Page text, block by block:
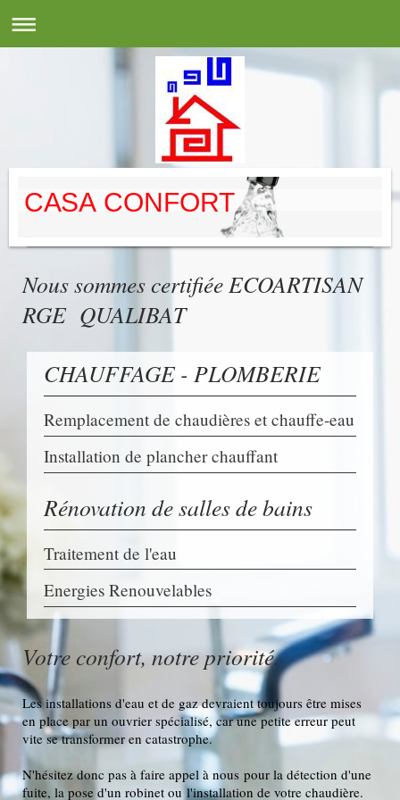
CASA CONFORT
Nous sommes certifiée ECOARTISAN
RGE QUALIBAT
CHAUFFAGE - PLOMBERIE
Remplacement de chaudières et chauffe-eau
Installation de plancher chauffant
Rénovation de salles de bains
Traitement de l'eau
Energies Renouvelables
Votre confort, notre priorité.
Les installations d'eau et de gaz devraient toujours être mises
en place par un ouvrier spécialisé, car une petite erreur peut
vite se transformer en catastrophe.
N'hésitez donc pas à faire appel à nous pour la détection d'une
fuite, la pose d'un robinet ou l'installation de votre chaudière.